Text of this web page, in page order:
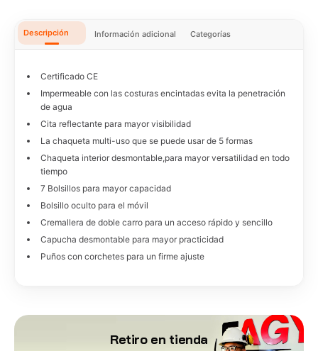
Descripción Información adicional Categorías
Certificado CE
Impermeable con las costuras encintadas evita la penetración
de agua
Cita reflectante para mayor visibilidad
La chaqueta multi-uso que se puede usar de 5 formas
Chaqueta interior desmontable,para mayor versatilidad en todo
tiempo
7 Bolsillos para mayor capacidad
Bolsillo oculto para el móvil
Cremallera de doble carro para un acceso rápido y sencillo
Capucha desmontable para mayor practicidad
Puños con corchetes para un firme ajuste
Retiro en tienda